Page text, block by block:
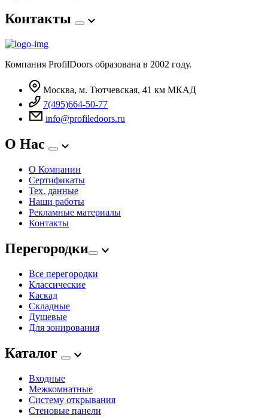
Контакты
Компания ProfilDoors образована в 2002 году.
Москва, м. Тютчевская, 41 км МКАД
7(495)664-50-77
info@profiledoors.ru
О Нас
О Компании
Сертификаты
Тех. данные
Наши работы
Рекламные материалы
Контакты
Перегородки
Все перегородки
Классические
Каскад
Складные
Душевые
Для зонирования
Каталог
Входные
Межкомнатные
Систему открывания
Стеновые панели